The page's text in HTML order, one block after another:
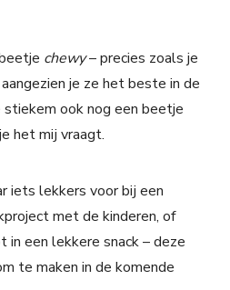
chewy– precies zoals je
je ze het beste in de
ook nog een beetje
het mij vraagt.
iets lekkers voor bij een
met de kinderen, of
in een lekkere snack – deze
te maken in de komende